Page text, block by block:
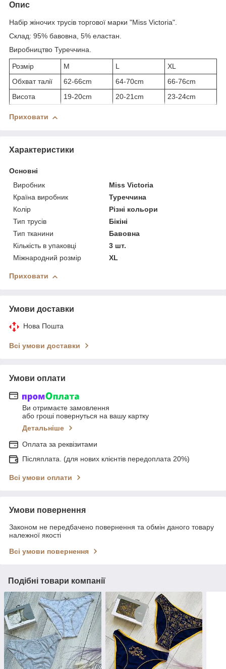
Опис
Набір жіночих трусів торгової марки "Miss Victoria".
Склад: 95% бавовна, 5% еластан.
Виробництво Туреччина.
Розмір M L
XL
Обхват талії
62-66cm 64-70cm
66-76cm
Висота
19-20cm 20-21cm 23-24cm
Приховати
Характеристики
Основні
Виробник
Miss Victoria
Країна виробник
Туреччина
Колір
Різні кольори
Тип трусів
Бікіні
Тип тканини
Бавовна
Кількість в упаковці
3 шт.
Міжнародний розмір
XL
Приховати
Умови доставки
Нова Пошта
Всі умови доставки
Умови оплати
Ви отримаєте замовлення
або гроші повернуться на вашу картку
Детальніше
Оплата за реквізитами
Післяплата. (для нових клієнтів передоплата 20%)
Всі умови оплати
Умови повернення
Законом не передбачено повернення та обмін даного товару
належної якості
Всі умови повернення
Подібні товари компанії